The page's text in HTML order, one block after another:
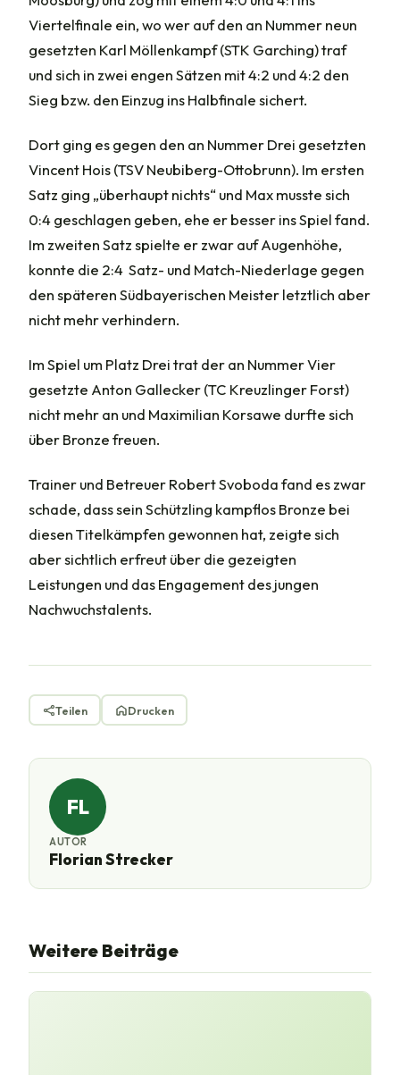
Viertelfinale ein, wo wer auf den an Nummer neun
gesetzten Karl Möllenkampf (STK Garching) traf
und sich in zwei engen Sätzen mit 4:2 und 4:2 den
Sieg bzw. den Einzug ins Halbfinale sichert.
Dort ging es gegen den an Nummer Drei gesetzten
Vincent Hois (TSV Neubiberg-Ottobrunn). Im ersten
Satz ging „überhaupt nichts“ und Max musste sich
0:4 geschlagen geben, ehe er besser ins Spiel fand.
Im zweiten Satz spielte er zwar auf Augenhöhe,
konnte die 2:4 Satz- und Match-Niederlage gegen
den späteren Südbayerischen Meister letztlich aber
nicht mehr verhindern.
Im Spiel um Platz Drei trat der an Nummer Vier
gesetzte Anton Gallecker (TC Kreuzlinger Forst)
nicht mehr an und Maximilian Korsawe durfte sich
über Bronze freuen.
Trainer und Betreuer Robert Svoboda fand es zwar
schade, dass sein Schützling kampflos Bronze bei
diesen Titelkämpfen gewonnen hat, zeigte sich
aber sichtlich erfreut über die gezeigten
Leistungen und das Engagement des jungen
Nachwuchstalents.
Teilen Drucken
FL
AUTOR
Florian Strecker
Weitere Beiträge